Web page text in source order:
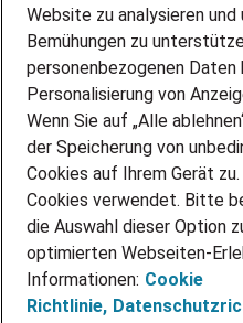
INITIATIV BEWERBEN
ÜBER UNS
STANDORTE
BLOG
PRESSE
KONTAKT
@Adecco 2026
IMPRESSUM
DATENSCHUTZ
Website zu analysieren
Bemühungen zu
personenbezogenen Daten
Personalisierung von
Wenn Sie auf „Alle
der Speicherung von
Cookies auf Ihrem Gerät
Cookies verwendet. Bitte
die Auswahl dieser Option
optimierten Webseiten-
Informationen: Cookie
Richtlinie,